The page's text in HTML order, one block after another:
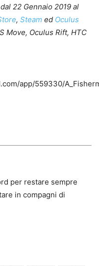
22 Gennaio 2019 al
, Steam ed Oculus
Move, Oculus Rift, HTC
app/559330/
per restare sempre
in compagni di